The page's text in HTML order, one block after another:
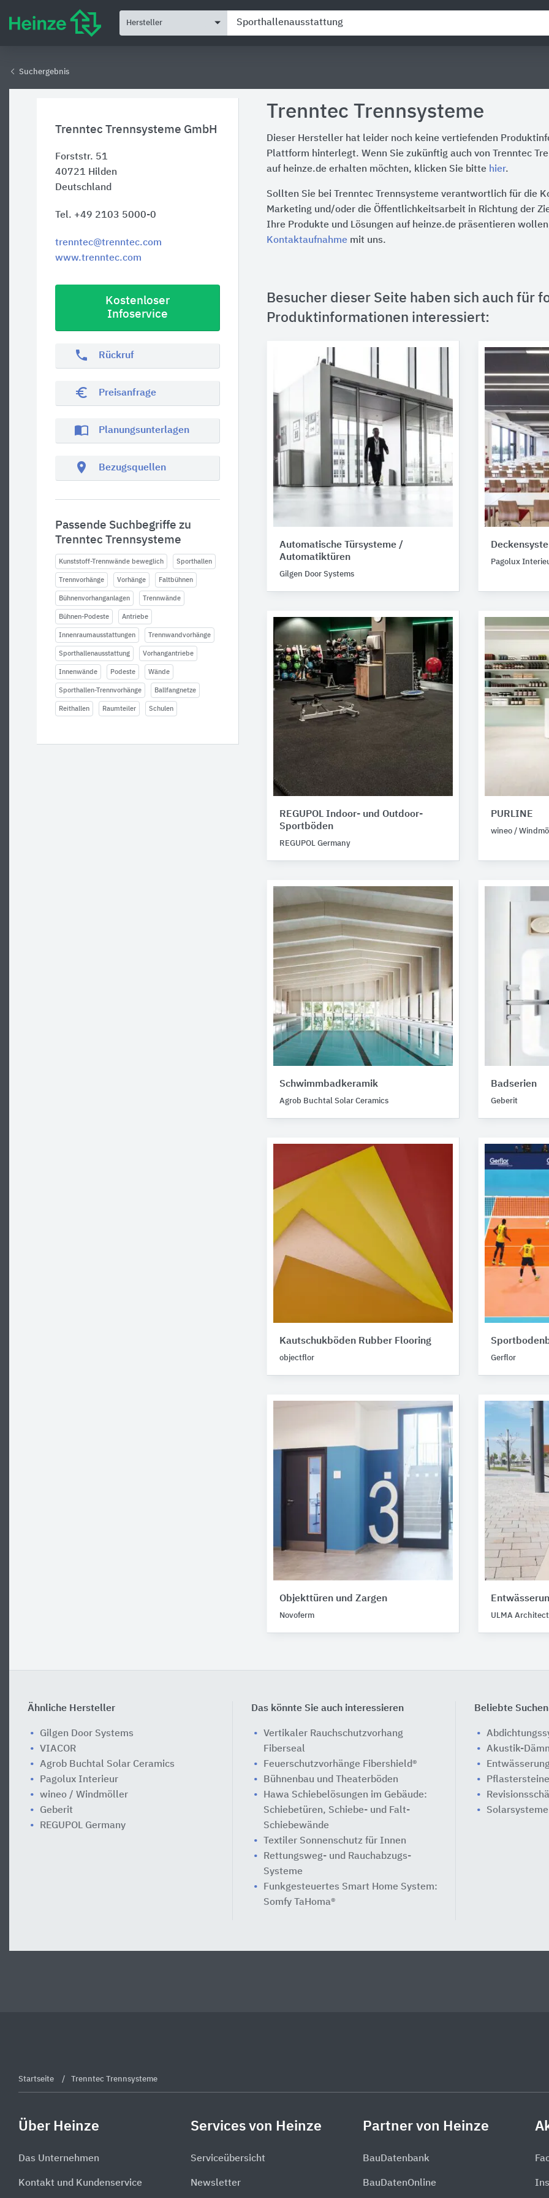
Hersteller
Suchergebnis
Trenntec Trennsysteme GmbH
Forststr. 51
40721 Hilden
Deutschland
Tel. +49 2103 5000-0
trenntec@trenntec.com
www.trenntec.com
Kostenloser
Infoservice
phone Rückruf
euro_symbol Preisanfrage
import_contacts Planungsunterlagen
location_on Bezugsquellen
Passende Suchbegriffe zu
Trenntec Trennsysteme
Kunststoff-Trennwände beweglich Sporthallen
Trennvorhänge Vorhänge Faltbühnen
Bühnenvorhanganlagen Trennwände
Bühnen-Podeste Antriebe
Innenraumausstattungen Trennwandvorhänge
Sporthallenausstattung Vorhangantriebe
Innenwände Podeste Wände
Sporthallen-Trennvorhänge Ballfangnetze
Reithallen Raumteiler Schulen
Trenntec Trennsysteme
Dieser Hersteller hat leider noch keine vertiefenden
Plattform hinterlegt. Wenn Sie zukünftig auch von Trenntec
auf heinze.de erhalten möchten, klicken Sie bitte hier.
Sollten Sie bei Trenntec Trennsysteme verantwortlich für die
Marketing und/oder die Öffentlichkeitsarbeit in Richtung der
Ihre Produkte und Lösungen auf heinze.de präsentieren
Kontaktaufnahme mit uns.
Besucher dieser Seite haben sich auch für
Produktinformationen interessiert:
Automatische Türsysteme /
Automatiktüren
Gilgen Door Systems
Pagolux
REGUPOL Indoor- und Outdoor-
Sportböden
REGUPOL Germany
PURLINE
wineo /
Schwimmbadkeramik
Agrob Buchtal Solar Ceramics
Badserien
Geberit
Kautschukböden Rubber Flooring
objectflor Gerflor
Objekttüren und Zargen
Novoferm ULMA
Ähnliche Hersteller
Gilgen Door Systems
VIACOR
Agrob Buchtal Solar Ceramics
Pagolux Interieur
wineo / Windmöller
Geberit
REGUPOL Germany
Das könnte Sie auch interessieren
Vertikaler Rauchschutzvorhang
Fiberseal
Feuerschutzvorhänge Fibershield®
Bühnenbau und Theaterböden
Hawa Schiebelösungen im Gebäude:
Schiebetüren, Schiebe- und Falt-
Schiebewände
Textiler Sonnenschutz für Innen
Rettungsweg- und Rauchabzugs-
Systeme
Funkgesteuertes Smart Home System:
Somfy TaHoma®
Beliebte Suchen
Akustik-
Solarsysteme
Startseite Trenntec Trennsysteme
Über Heinze
Das Unternehmen
Kontakt und Kundenservice
Services von Heinze
Serviceübersicht
Newsletter
Partner von Heinze
BauDatenbank
BauDatenOnline